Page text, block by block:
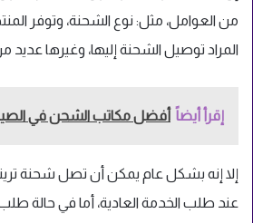
من العوامل، مثل: نوع الشحنة، وتوفر
المراد توصيل الشحنة إليها، وغيرها عديد
إقرأ أيضاً أفضل مكاتب الشحن في
عند طلب الخدمة العادية، أما في حالة